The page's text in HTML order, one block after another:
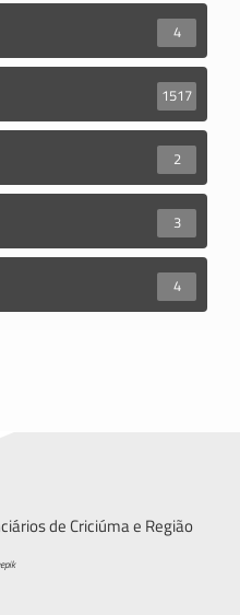
4
1517
2
3
4
de Criciúma e Região